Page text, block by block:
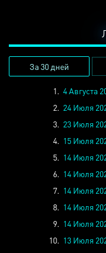
За 30 дней
1. 4 Августа
2. 24 Июля
3. 23 Июля
4. 15 Июля
5. 14 Июля
6. 14 Июля
7. 14 Июля
8. 14 Июля
9. 14 Июля
10. 13 Июля